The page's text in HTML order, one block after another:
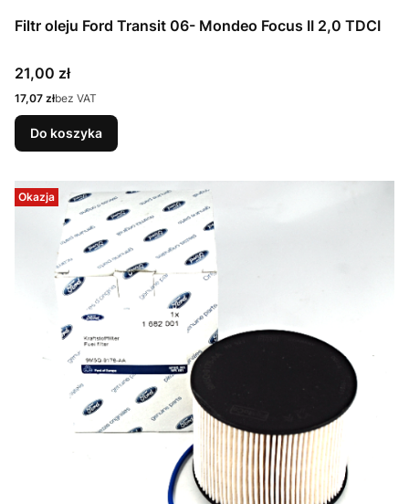
Filtr oleju Ford Transit 06- Mondeo Focus II 2,0 TDCI
Cena
21,00 zł
Cena
17,07 złbez VAT
Do koszyka
Okazja